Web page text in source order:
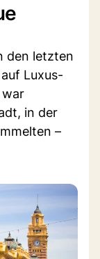
den letzten
Luxus-
war
in der
–